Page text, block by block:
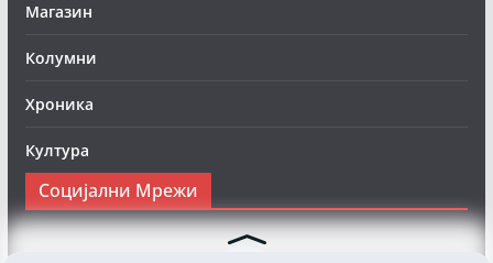
Магазин
Колумни
Хроника
Култура
Социјални Мрежи